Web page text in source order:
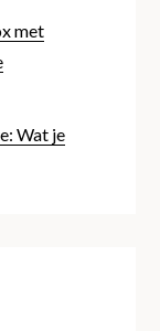
met
Wat je